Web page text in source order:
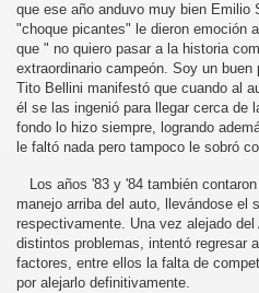
que ese año anduvo muy bien Emilio
"choque picantes" le dieron emoción
que " no quiero pasar a la historia
extraordinario campeón. Soy un
Tito Bellini manifestó que cuando al
él se las ingenió para llegar cerca de
fondo lo hizo siempre, logrando
le faltó nada pero tampoco le sobró
Los años '83 y '84 también
manejo arriba del auto, llevándose el
respectivamente. Una vez alejado
distintos problemas, intentó regresar
factores, entre ellos la falta de
por alejarlo definitivamente.